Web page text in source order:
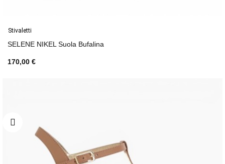
Stivaletti
SELENE NIKEL Suola Bufalina
170,00 €